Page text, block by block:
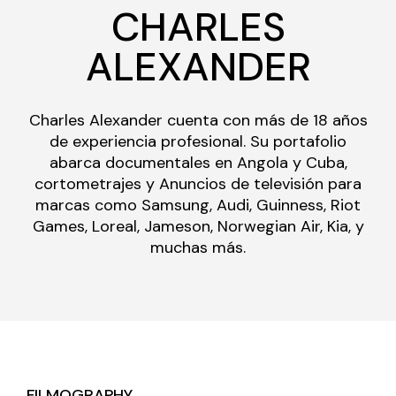
CHARLES
ALEXANDER
Charles Alexander cuenta con más de 18 años
de experiencia profesional. Su portafolio
abarca documentales en Angola y Cuba,
cortometrajes y Anuncios de televisión para
marcas como Samsung, Audi, Guinness, Riot
Games, Loreal, Jameson, Norwegian Air, Kia, y
muchas más.